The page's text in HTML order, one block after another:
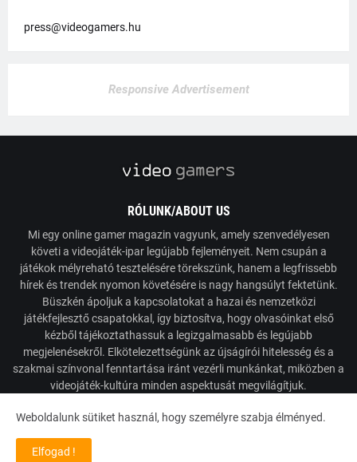
press@videogamers.hu
Responsive Advertisement
RÓLUNK/ABOUT US
Mi egy online gamer magazin vagyunk, amely szenvedélyesen
követi a videojáték-ipar legújabb fejleményeit. Nem csupán a
játékok mélyreható tesztelésére törekszünk, hanem a legfrissebb
hírek és trendek nyomon követésére is nagy hangsúlyt fektetünk.
Büszkén ápoljuk a kapcsolatokat a hazai és nemzetközi
játékfejlesztő csapatokkal, így biztosítva, hogy olvasóinkat első
kézből tájékoztathassuk a legizgalmasabb és legújabb
megjelenésekről. Elkötelezettségünk az újságírói hitelesség és a
szakmai színvonal fenntartása iránt vezérli munkánkat, miközben a
videojáték-kultúra minden aspektusát megvilágítjuk.
Weboldalunk sütiket használ, hogy személyre szabja élményed.
Elfogad !